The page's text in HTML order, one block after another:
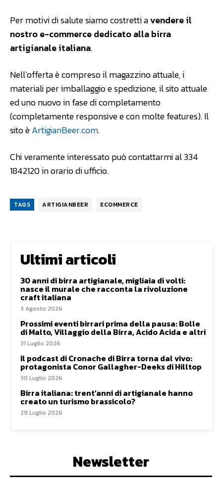
Per motivi di salute siamo costretti avendere il
nostro e-commerce dedicato alla birra
artigianale italiana.
Nell’offerta è compreso il magazzino attuale, i
materiali per imballaggio e spedizione, il sito attuale
ed uno nuovo in fase di completamento
(completamente responsive e con molte features). Il
sito èArtigianBeer.com.
Chi veramente interessato può contattarmi al 334
1842120 in orario di ufficio.
TAGS ARTIGIANBEER ECOMMERCE
Ultimi articoli
30 anni di birra artigianale, migliaia di volti:
nasce il murale che racconta la rivoluzione
craft italiana
3 Agosto 2026
Prossimi eventi birrari prima della pausa: Bolle
di Malto, Villaggio della Birra, Acido Acida e altri
31 Luglio 2026
Il podcast di Cronache di Birra torna dal vivo:
protagonista Conor Gallagher-Deeks di Hilltop
30 Luglio 2026
Birra italiana: trent’anni di artigianale hanno
creato un turismo brassicolo?
29 Luglio 2026
Newsletter